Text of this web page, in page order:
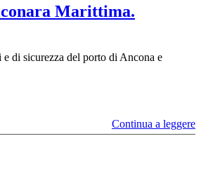
Marittima.
di sicurezza del porto di Ancona e
Continua a leggere